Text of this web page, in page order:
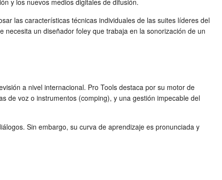
las características técnicas individuales de las suites líderes del
un diseñador foley que trabaja en la sonorización de un
a nivel internacional. Pro Tools destaca por su motor de
de voz o instrumentos (comping), y una gestión impecable del
Sin embargo, su curva de aprendizaje es pronunciada y